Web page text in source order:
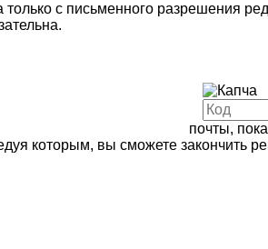
с письменного разрешения
почты,
которым, вы сможете закончить